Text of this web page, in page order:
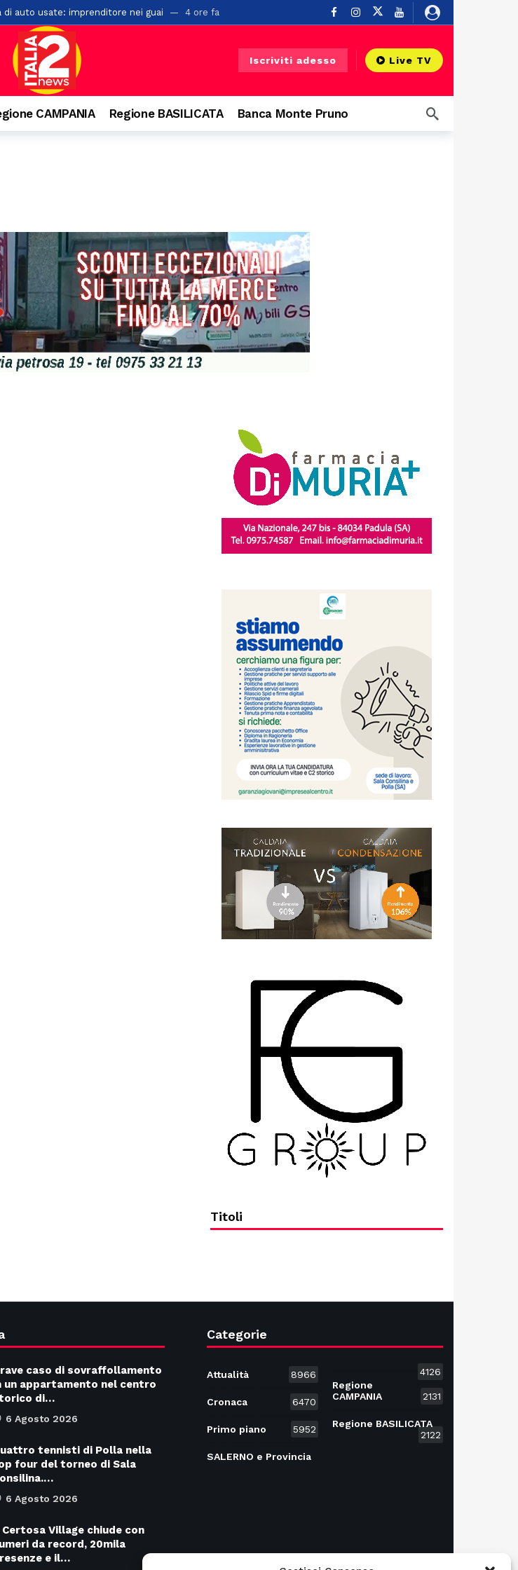
auto usate: imprenditore nei guai 4 ore fa
di una caduta mentre voleva salire su un balcone
Comuni lucani
del Bussento a Sapri
per l’iniziativa della Banca Monte Pruno
presenze e il trionfo di Massimo Ranieri
Iscriviti adesso Live TV
CAMPANIA Regione BASILICATA Banca Monte Pruno
Titoli
caso di sovraffollamento
un appartamento nel centro
di…
6 Agosto 2026
tennisti di Polla nella
four del torneo di Sala
6 Agosto 2026
Certosa Village chiude con
da record, 20mila
e il…
Categorie
Attualità 8966
Cronaca 6470
Primo piano 5952
SALERNO e Provincia
4126
Regione
CAMPANIA
2131
Regione BASILICATA
2122